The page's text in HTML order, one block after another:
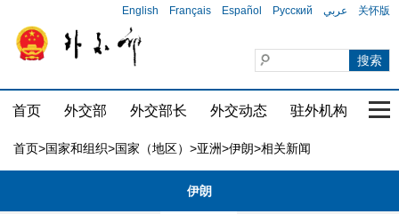
English Français Español Русский عربي 关怀版
首页 外交部 外交部长 外交动态 驻外机构 国
首页>国家和组织>国家（地区） >亚洲>伊朗>相关新闻
伊朗